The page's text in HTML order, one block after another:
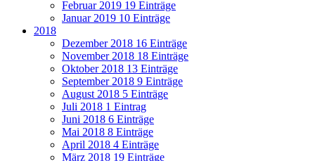
Februar 2019 19 Einträge
Januar 2019 10 Einträge
2018
Dezember 2018 16 Einträge
November 2018 18 Einträge
Oktober 2018 13 Einträge
September 2018 9 Einträge
August 2018 5 Einträge
Juli 2018 1 Eintrag
Juni 2018 6 Einträge
Mai 2018 8 Einträge
April 2018 4 Einträge
März 2018 19 Einträge